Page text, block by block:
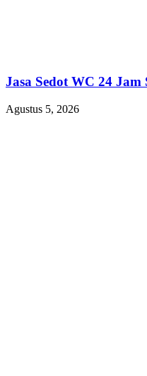
Jasa Sedot WC 24
Agustus 5, 2026